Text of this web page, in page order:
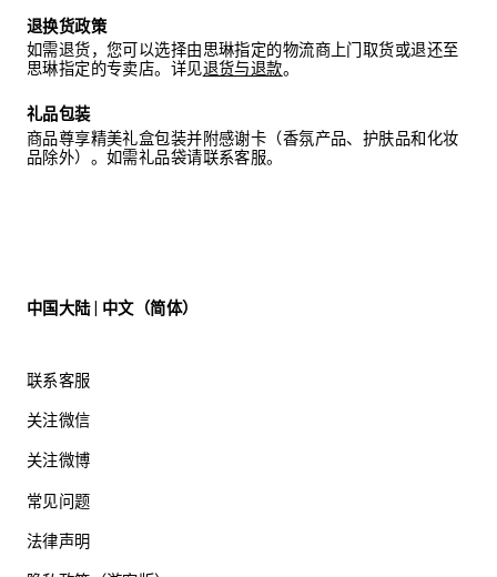
退换货政策
如需退货，您可以选择由思琳指定的物流商上门取货或退还至
思琳指定的专卖店。详见退货与退款。
礼品包装
商品尊享精美礼盒包装并附感谢卡（香氛产品、护肤品和化妆
品除外）。如需礼品袋请联系客服。
中国大陆 | 中文（简体）
联系客服
关注微信
关注微博
常见问题
法律声明